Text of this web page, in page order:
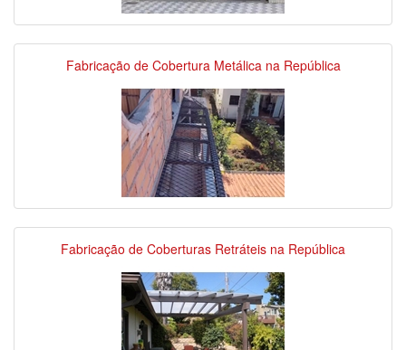
Fabricação de Cobertura Metálica na República
Fabricação de Coberturas Retráteis na República